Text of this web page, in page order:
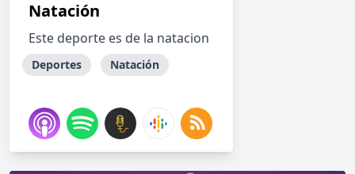
Natación
Este deporte es de la natacion
Deportes Natación